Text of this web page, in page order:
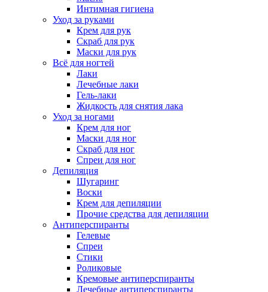
Интимная гигиена
Уход за руками
Крем для рук
Скраб для рук
Маски для рук
Всё для ногтей
Лаки
Лечебные лаки
Гель-лаки
Жидкость для снятия лака
Уход за ногами
Крем для ног
Маски для ног
Скраб для ног
Спреи для ног
Депиляция
Шугаринг
Воски
Крем для депиляции
Прочие средства для депиляции
Антиперспиранты
Гелевые
Спреи
Стики
Роликовые
Кремовые антиперспиранты
Лечебные антиперспиранты